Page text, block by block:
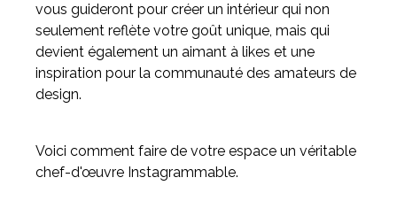
vous guideront pour créer un intérieur qui non
seulement reflète votre goût unique, mais qui
devient également un aimant à likes et une
inspiration pour la communauté des amateurs de
design.
Voici comment faire de votre espace un véritable
chef-d'œuvre Instagrammable.